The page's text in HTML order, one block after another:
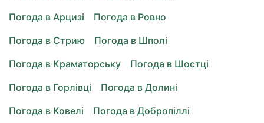
Погода в Арцизі
Погода в Ровно
Погода в Стрию
Погода в Шполі
Погода в Краматорську
Погода в Шостці
Погода в Горлівці
Погода в Долині
Погода в Ковелі
Погода в Добропіллі